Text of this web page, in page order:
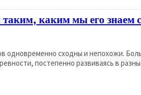
каким мы его знаем
одновременно сходны и непохожи.
постепенно развиваясь в